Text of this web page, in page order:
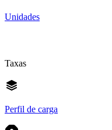
Unidades
Taxas
Perfil de carga